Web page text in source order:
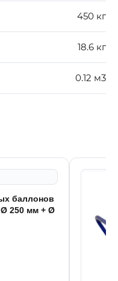
450 кг
18.6 кг
0.12 м3
баллонов
250 мм + Ø